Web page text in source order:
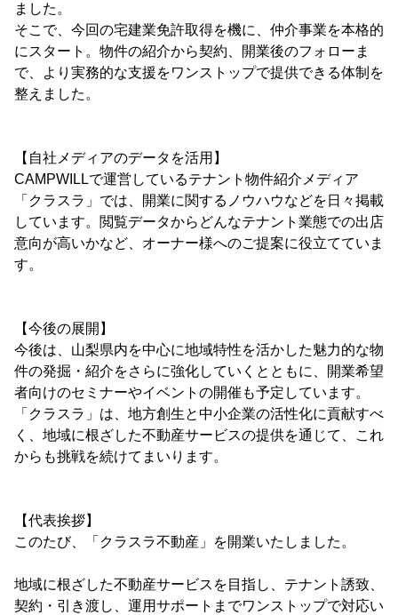
ました。
そこで、今回の宅建業免許取得を機に、仲介事業を本格的
にスタート。物件の紹介から契約、開業後のフォローま
で、より実務的な支援をワンストップで提供できる体制を
整えました。
【自社メディアのデータを活用】
CAMPWILLで運営しているテナント物件紹介メディア
「クラスラ」では、開業に関するノウハウなどを日々掲載
しています。閲覧データからどんなテナント業態での出店
意向が高いかなど、オーナー様へのご提案に役立てていま
す。
【今後の展開】
今後は、山梨県内を中心に地域特性を活かした魅力的な物
件の発掘・紹介をさらに強化していくとともに、開業希望
者向けのセミナーやイベントの開催も予定しています。
「クラスラ」は、地方創生と中小企業の活性化に貢献すべ
く、地域に根ざした不動産サービスの提供を通じて、これ
からも挑戦を続けてまいります。
【代表挨拶】
このたび、「クラスラ不動産」を開業いたしました。
地域に根ざした不動産サービスを目指し、テナント誘致、
契約・引き渡し、運用サポートまでワンストップで対応い